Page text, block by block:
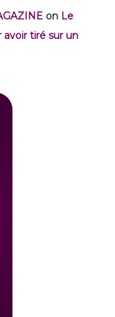
on Le
tiré sur un